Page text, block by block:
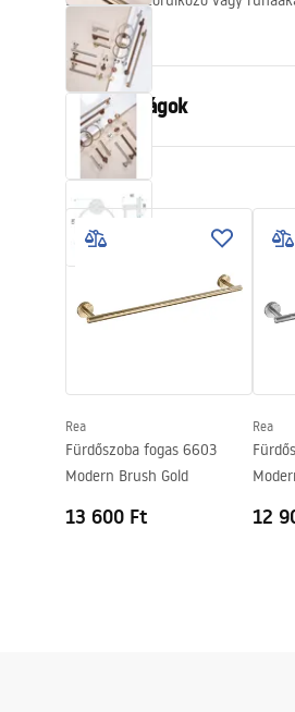
kilátását.
Tulajdonságok
Szín
Anyag
Felszerelés
Magasság
Rea
Fürdőszoba fogas 6603
Modern Brush Gold
13 600 Ft
Rea
12